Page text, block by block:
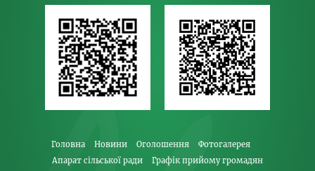
Головна Новини Оголошення
Фотогалерея
Апарат сільської ради
Графік прийому громадян